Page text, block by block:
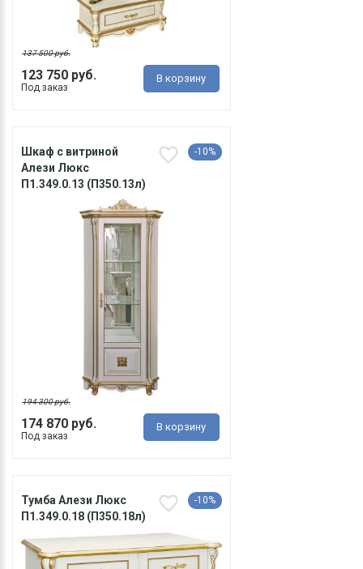
123 750 руб.
137 500 руб.
Под заказ
В корзину
Шкаф с витриной
Алези Люкс
П1.349.0.13 (П350.13л)
-10%
174 870 руб.
194 300 руб.
Под заказ
В корзину
Тумба Алези Люкс
П1.349.0.18 (П350.18л)
-10%